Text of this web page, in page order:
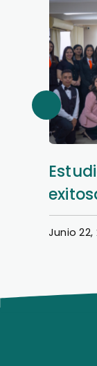
Junio 22,